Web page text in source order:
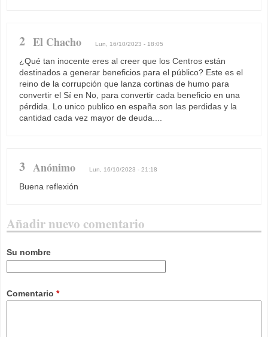
2 El Chacho Lun, 16/10/2023 - 18:05
¿Qué tan inocente eres al creer que los Centros están
destinados a generar beneficios para el público? Este es el
reino de la corrupción que lanza cortinas de humo para
convertir el Sí en No, para convertir cada beneficio en una
pérdida. Lo unico publico en españa son las perdidas y la
cantidad cada vez mayor de deuda....
3 Anónimo Lun, 16/10/2023 - 21:18
Buena reflexión
Añadir nuevo comentario
Su nombre
Comentario *